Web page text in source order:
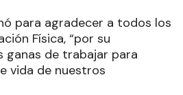
para agradecer a todos los
Física, “por su
ganas de trabajar para
vida de nuestros